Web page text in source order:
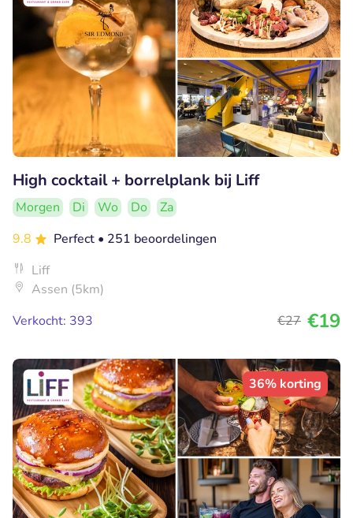
High cocktail + borrelplank bij Liff
Morgen Di Wo Do
Za
9.8
Perfect • 251 beoordelingen
Liff
Assen (5km)
Verkocht: 393
€27 €19
36% korting